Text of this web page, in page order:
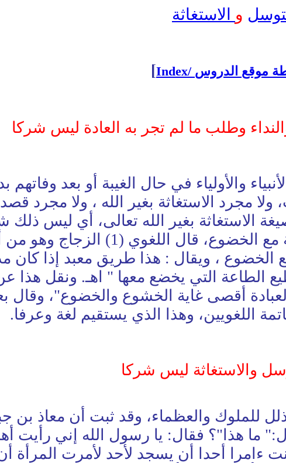
و الاستغاثة
[
وطلب ما لم تجر به العادة ليس شركا
والأولياء في حال الغيبة أو بعد وفاتهم
ولا مجرد الاستغاثة بغير الله ، ولا مجرد
الاستغاثة بغير الله تعالى، أي ليس ذلك
تعريف العبادة عند اللغويين، لأن العبادة عندهم
الطاعة مع الخضوع ، ويقال : هذا طريق معبد إذا
أقصى غاية الخشوع والخضوع"، وقال
اللغويين، وهذا الذي يستقيم لغة وعرفا.
والاستغاثة ليس شركا
للملوك والعظماء، وقد ثبت أن معاذ بن
ما هذا"؟ فقال: يا رسول الله إني رأيت